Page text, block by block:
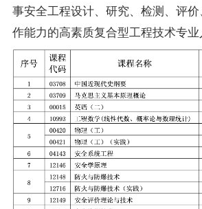
事安全工程设计、研究、检测、评
作能力的高素质复合型工程技术专业